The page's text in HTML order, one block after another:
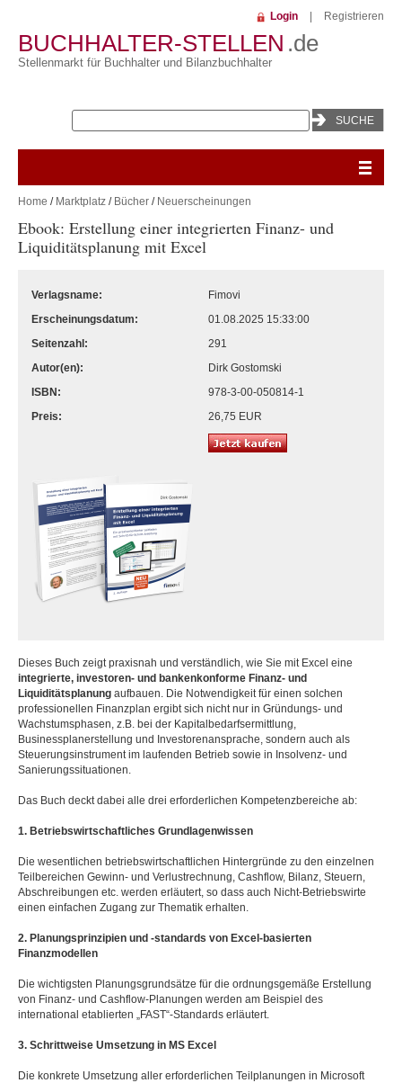
BUCHHALTER-STELLEN .de
Stellenmarkt für Buchhalter und Bilanzbuchhalter
Login Registrieren
Home / Marktplatz / Bücher / Neuerscheinungen
Ebook: Erstellung einer integrierten Finanz- und
Liquiditätsplanung mit Excel
Verlagsname:
Fimovi
Erscheinungsdatum:
01.08.2025 15:33:00
Seitenzahl:
291
Autor(en):
Dirk Gostomski
ISBN:
978-3-00-050814-1
Preis:
26,75 EUR
Dieses Buch zeigt praxisnah und verständlich, wie Sie mit Excel eine
integrierte, investoren- und bankenkonforme Finanz- und
Liquiditätsplanung aufbauen. Die Notwendigkeit für einen solchen
professionellen Finanzplan ergibt sich nicht nur in Gründungs- und
Wachstumsphasen, z.B. bei der Kapitalbedarfsermittlung,
Businessplanerstellung und Investorenansprache, sondern auch als
Steuerungsinstrument im laufenden Betrieb sowie in Insolvenz- und
Sanierungssituationen.
Das Buch deckt dabei alle drei erforderlichen Kompetenzbereiche ab:
1. Betriebswirtschaftliches Grundlagenwissen
Die wesentlichen betriebswirtschaftlichen Hintergründe zu den einzelnen
Teilbereichen Gewinn- und Verlustrechnung, Cashflow, Bilanz, Steuern,
Abschreibungen etc. werden erläutert, so dass auch Nicht-Betriebswirte
einen einfachen Zugang zur Thematik erhalten.
2. Planungsprinzipien und -standards von Excel-basierten
Finanzmodellen
Die wichtigsten Planungsgrundsätze für die ordnungsgemäße Erstellung
von Finanz- und Cashflow-Planungen werden am Beispiel des
international etablierten „FAST“-Standards erläutert.
3. Schrittweise Umsetzung in MS Excel
Die konkrete Umsetzung aller erforderlichen Teilplanungen in Microsoft